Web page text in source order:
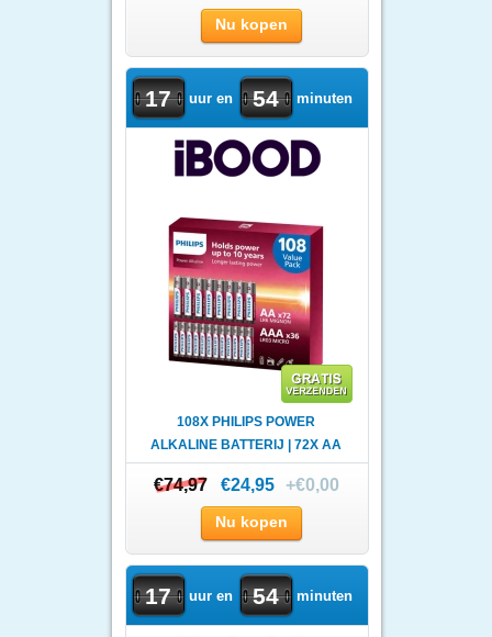
Nu kopen
17 uur en 54 minuten
108X PHILIPS POWER
ALKALINE BATTERIJ | 72X AA
+ 36..
€74,97
€74,97 €24,95 +€0,00
Nu kopen
17 uur en 54 minuten